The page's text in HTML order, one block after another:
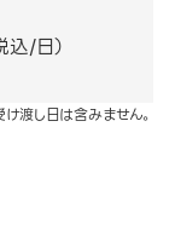
込/日）
渡し日は含みません。